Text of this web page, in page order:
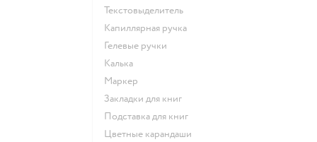
Текстовыделитель
Капиллярная ручка
Гелевые ручки
Калька
Маркер
Закладки для книг
Подставка для книг
Цветные карандаши